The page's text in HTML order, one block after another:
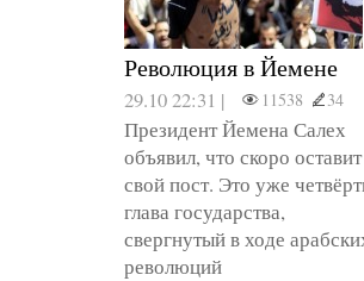
Революция в Йемене
29.10 22:31 | 11538 34
Президент Йемена Салех
объявил, что скоро оставит
свой пост. Это уже
глава государства,
свергнутый в ходе
революций